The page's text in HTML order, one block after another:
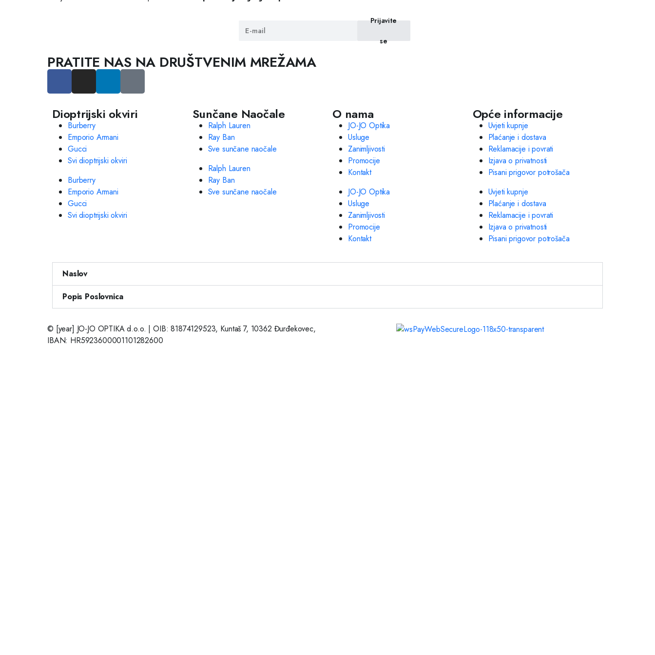
Prijavite
se
PRATITE NAS NA DRUŠTVENIM MREŽAMA
Dioptrijski okviri
Burberry
Emporio Armani
Gucci
Svi dioptrijski okviri
Burberry
Emporio Armani
Gucci
Svi dioptrijski okviri
Sunčane Naočale
Ralph Lauren
Ray Ban
Sve sunčane naočale
Ralph Lauren
Ray Ban
Sve sunčane naočale
O nama
JO-JO Optika
Usluge
Zanimljivosti
Promocije
Kontakt
JO-JO Optika
Usluge
Zanimljivosti
Promocije
Kontakt
Opće informacije
Uvjeti kupnje
Plaćanje i dostava
Reklamacije i povrati
Izjava o privatnosti
Pisani prigovor potrošača
Uvjeti kupnje
Plaćanje i dostava
Reklamacije i povrati
Izjava o privatnosti
Pisani prigovor potrošača
Naslov
Popis Poslovnica
© [year] JO-JO OPTIKA d.o.o. | OIB: 81874129523, Kuntaš 7, 10362 Đurđekovec,
IBAN: HR5923600001101282600